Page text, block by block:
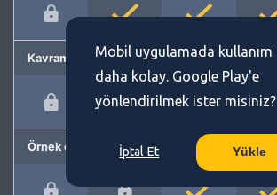
Kavram önerme
Örnek cümleler
Mobil uygulamada kullanım
daha kolay. Google Play'e
yönlendirilmek ister misiniz?
İptal Et Yükle